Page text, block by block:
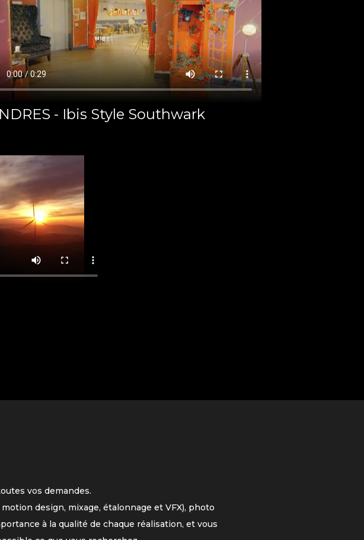
- Ibis Style Southwark
vos demandes.
design, mixage, étalonnage et VFX), photo
à la qualité de chaque réalisation, et vous